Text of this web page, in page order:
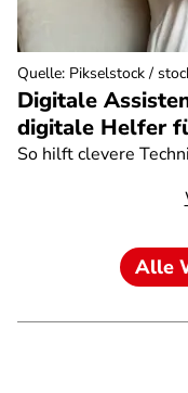
Digitale
digitale Helfer
So hilft clevere
Quelle: Pikselstock /
Alle